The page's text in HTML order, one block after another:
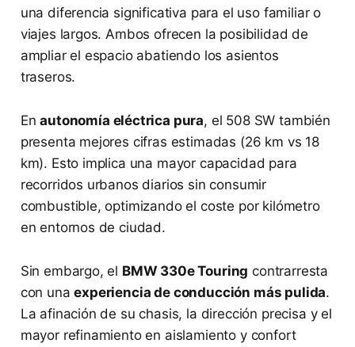
una diferencia significativa para el uso familiar o
viajes largos. Ambos ofrecen la posibilidad de
ampliar el espacio abatiendo los asientos
traseros.
Enautonomía eléctrica pura, el 508 SW también
presenta mejores cifras estimadas (26 km vs 18
km). Esto implica una mayor capacidad para
recorridos urbanos diarios sin consumir
combustible, optimizando el coste por kilómetro
en entornos de ciudad.
Sin embargo, el BMW 330e Touring contrarresta
con unaexperiencia de conducción más pulida.
La afinación de su chasis, la dirección precisa y el
mayor refinamiento en aislamiento y confort